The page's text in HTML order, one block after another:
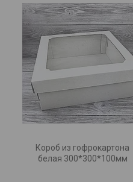
Короб из гофрокартона
белая 300*300*100мм